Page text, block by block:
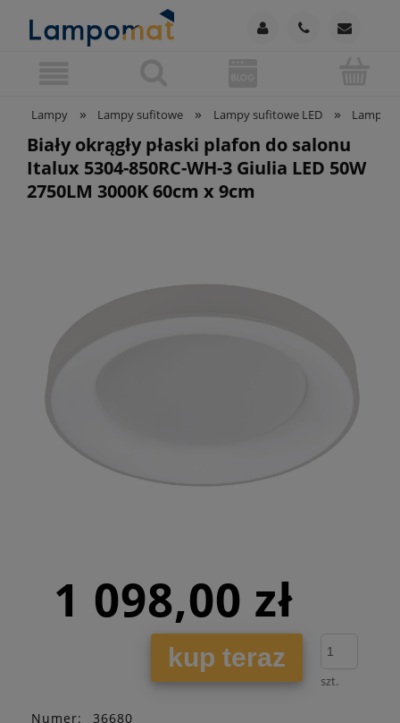
Lampy » Lampy sufitowe » Lampy sufitowe LED » Lampy
Biały okrągły płaski plafon do salonu
Italux 5304-850RC-WH-3 Giulia LED 50W
2750LM 3000K 60cm x 9cm
1 098,00 zł
kup teraz
szt.
Numer:
36680